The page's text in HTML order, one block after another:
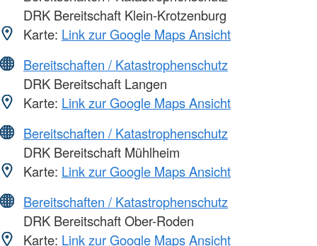
DRK Bereitschaft Klein-Krotzenburg
Karte: Link zur Google Maps Ansicht
Bereitschaften / Katastrophenschutz
DRK Bereitschaft Langen
Karte: Link zur Google Maps Ansicht
Bereitschaften / Katastrophenschutz
DRK Bereitschaft Mühlheim
Karte: Link zur Google Maps Ansicht
Bereitschaften / Katastrophenschutz
DRK Bereitschaft Ober-Roden
Karte: Link zur Google Maps Ansicht